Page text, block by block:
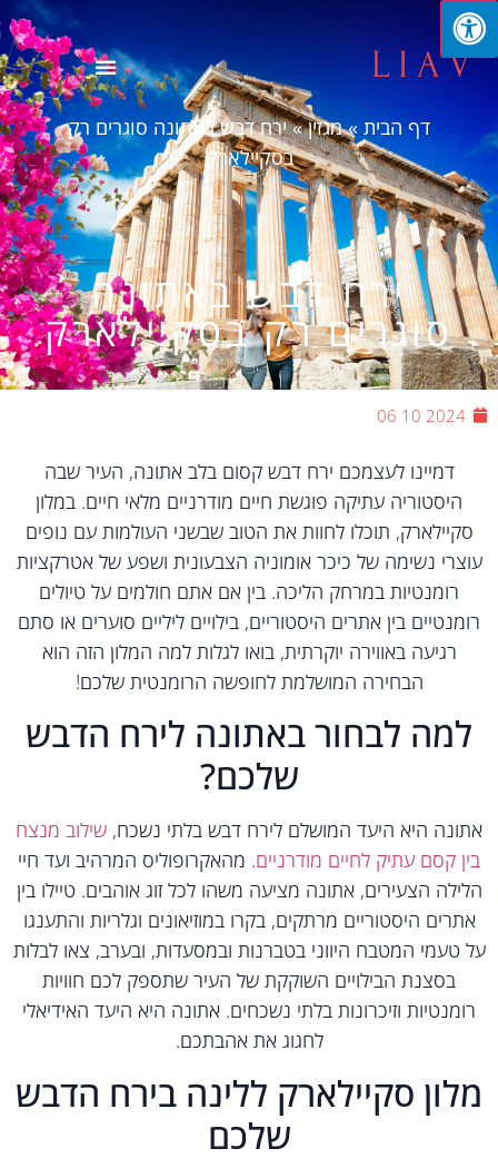
דף הבית»מגזין»ירח דבש באתונה סוגרים רק
בסקיילארק
ירח דבש באתונה
סוגרים רק בסקיילארק
2024 10 06
דמיינו לעצמכם ירח דבש קסום בלב אתונה, העיר שבה
היסטוריה עתיקה פוגשת חיים מודרניים מלאי חיים. במלון
תוכלו לחוות את הטוב שבשני העולמות עם נופים
נשימה של כיכר אומוניה הצבעונית ושפע של אטרקציות
רומנטיות במרחק הליכה. בין אם אתם חולמים על טיולים
בין אתרים היסטוריים, בילויים ליליים סוערים או סתם
רגיעה באווירה יוקרתית, בואו לגלות למה המלון הזה הוא
הבחירה המושלמת לחופשה הרומנטית שלכם!
לבחור באתונה לירח הדבש
שלכם?
היא היעד המושלם לירח דבש בלתי נשכח,שילוב מנצח
קסם עתיק לחיים מודרניים. מהאקרופוליס המרהיב ועד חיי
הצעירים, אתונה מציעה משהו לכל זוג אוהבים. טיילו בין
היסטוריים מרתקים, בקרו במוזיאונים וגלריות והתענגו
טעמי המטבח היווני בטברנות ובמסעדות, ובערב, צאו לבלות
בסצנת הבילויים השוקקת של העיר שתספק לכם חוויות
וזיכרונות בלתי נשכחים. אתונה היא היעד האידיאלי
לחגוג את אהבתכם.
סקיילארק ללינה בירח הדבש
שלכם